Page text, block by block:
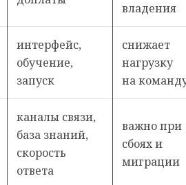
владения
интерфейс,
обучение,
запуск
снижает
нагрузку
на
каналы связи,
база знаний,
скорость
ответа
важно при
сбоях и
миграции